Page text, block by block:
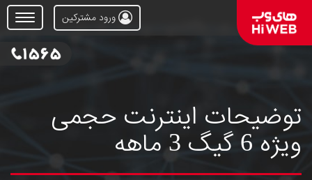
Open
Menu
ورود مشترکین
توضیحات اینترنت حجمی
ویژه 6 گیگ 3 ماهه